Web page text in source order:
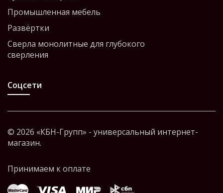
Промышленная мебель
Развёртки
Сверла монолитные для глубокого
сверления
Соцсети
© 2026 «КБН-Групп» - универсальный интернет-
магазин.